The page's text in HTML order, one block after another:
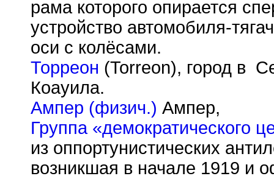
рама которого опирается
устройство автомобиля-
оси с колёсами.
Торреон (Torreon), город в
Коауила.
Ампер (физич.) Ампер,
Группа «демократического
из оппортунистических
возникшая в начале 1919 и